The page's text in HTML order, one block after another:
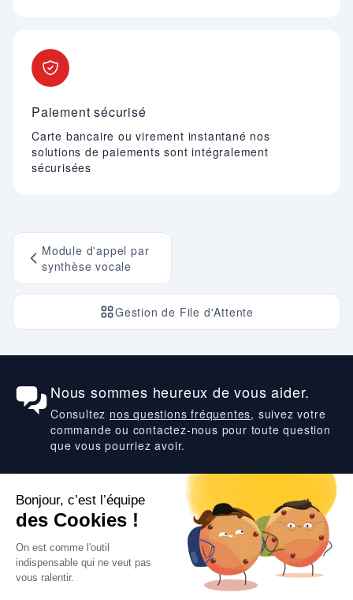
Paiement sécurisé
Carte bancaire ou virement instantané nos
solutions de paiements sont intégralement
sécurisées
Module d'appel par
synthèse vocale
Gestion de File d'Attente
Nous sommes heureux de vous aider.
Consultez nos questions fréquentes, suivez votre
commande ou contactez-nous pour toute question
que vous pourriez avoir.
Suivez-nous